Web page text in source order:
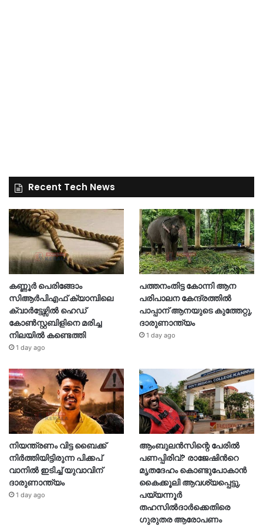
Recent Tech News
കണ്ണൂർ പെരിങ്ങോം
സിആർപിഎഫ് ക്യാമ്പിലെ
ക്വാർട്ടേഴ്സിൽ ഹെഡ്
കോൺസ്റ്റബിളിനെ മരിച്ച
നിലയിൽ കണ്ടെത്തി
1 day ago
പത്തനംതിട്ട കോന്നി ആന
പരിപാലന കേന്ദ്രത്തിൽ
പാപ്പാന് ആനയുടെ കുത്തേറ്റു,
ദാരുണാന്ത്യം
1 day ago
നിയന്ത്രണം വിട്ട ബൈക്ക്
നിർത്തിയിട്ടിരുന്ന പിക്കപ്
വാനിൽ ഇടിച്ച് യുവാവിന്
ദാരുണാന്ത്യം
1 day ago
ആംബുലൻസിന്റെ പേരിൽ
പണപ്പിരിവ്? രാജേഷിന്‍റെ
മൃതദേഹം കൊണ്ടുപോകാൻ
കൈക്കൂലി ആവശ്യപ്പെട്ടു,
പയ്യന്നൂർ
തഹസിൽദാർക്കെതിരെ
ഗുരുതര ആരോപണം